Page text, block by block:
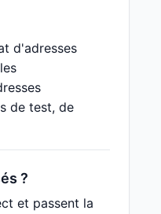
d'adresses
de test, de
?
et passent la